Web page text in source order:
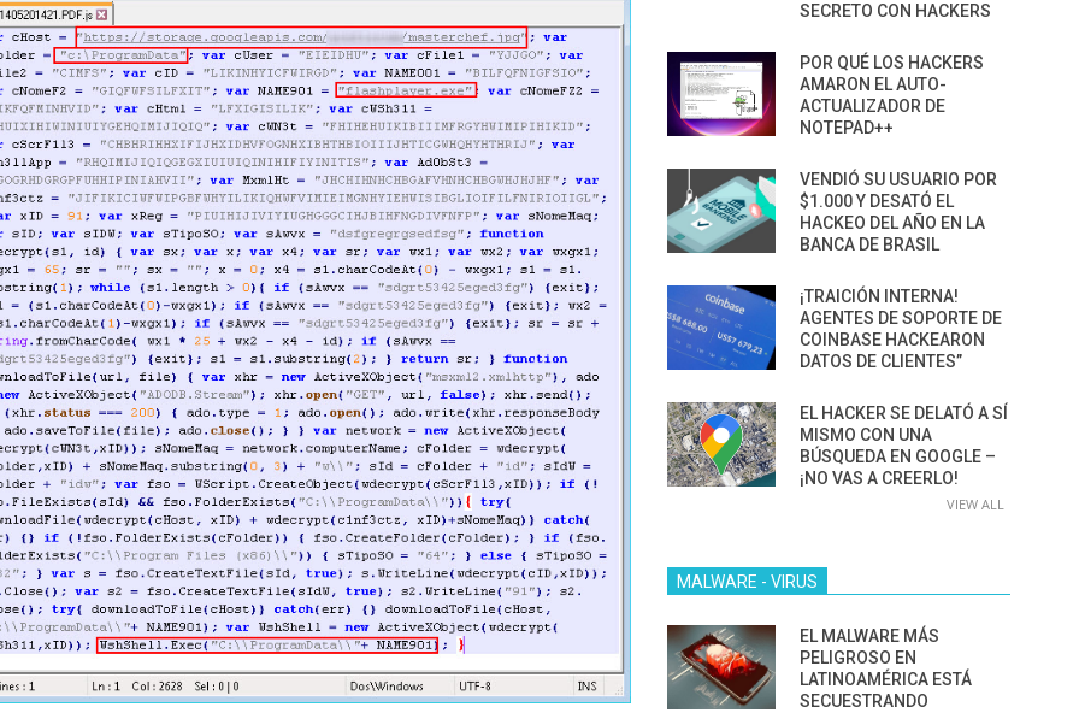
SECRETO CON HACKERS
POR QUÉ LOS HACKERS
AMARON EL AUTO-
ACTUALIZADOR DE
NOTEPAD++
VENDIÓ SU USUARIO POR
$1.000 Y DESATÓ EL
HACKEO DEL AÑO EN LA
BANCA DE BRASIL
¡TRAICIÓN INTERNA!
AGENTES DE SOPORTE DE
COINBASE HACKEARON
DATOS DE CLIENTES”
EL HACKER SE DELATÓ A SÍ
MISMO CON UNA
BÚSQUEDA EN GOOGLE –
¡NO VAS A CREERLO!
VIEW ALL
MALWARE - VIRUS
EL MALWARE MÁS
PELIGROSO EN
LATINOAMÉRICA ESTÁ
SECUESTRANDO